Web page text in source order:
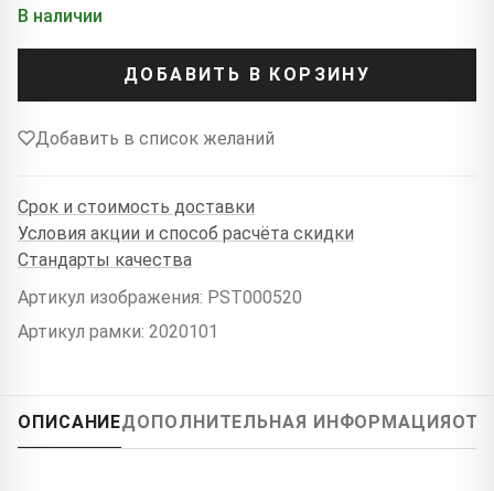
В наличии
ДОБАВИТЬ В КОРЗИНУ
Добавить в список желаний
Срок и стоимость доставки
Условия акции и способ расчёта скидки
Стандарты качества
Артикул изображения: PST000520
Артикул рамки: 2020101
ОПИСАНИЕДОПОЛНИТЕЛЬНАЯ ИНФОРМАЦИЯ